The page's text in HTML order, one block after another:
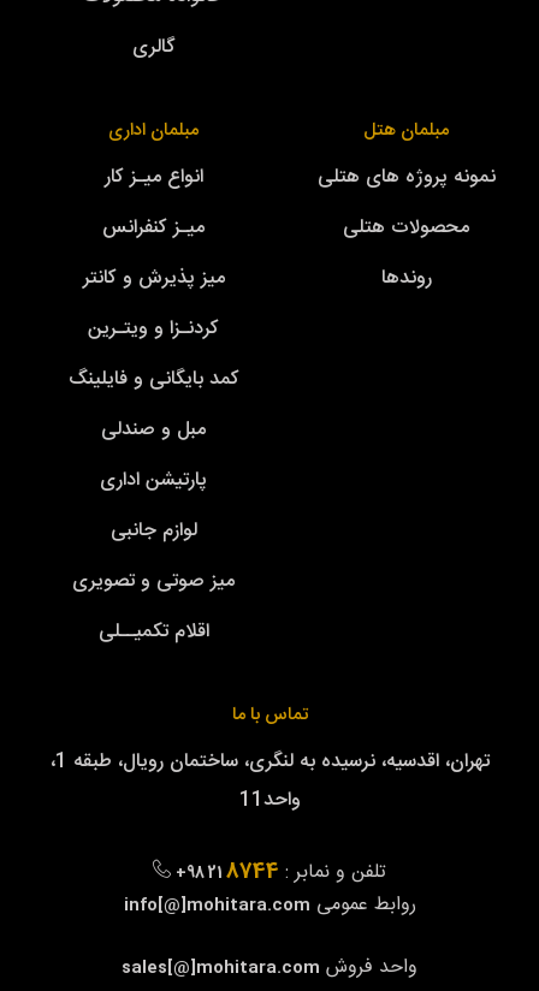
گالری
مبلمان هتل
نمونه پروژه های هتلی
محصولات هتلی
روندها
مبلمان اداری
انواع میـز کار
میـز کنفرانس
میز پذیرش و کانتر
کردنـزا و ویتـرین
کمد بایگانی و فایلینگ
مبل و صندلی
پارتیشن اداری
لوازم جانبی
میز صوتی و تصویری
اقلام تکمیــلی
تماس با ما
تهران، اقدسیه، نرسیده به لنگری، ساختمان رویال، طبقه 1،
واحد11
تلفن و نمابر : +98 218744
روابط عمومی info[@]mohitara.com
واحد فروش sales[@]mohitara.com